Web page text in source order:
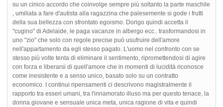
su un cinico accordo che coinvolge sempre più soltanto la parte maschile
, umiliata a fare d'autista alla ragazzina che palesemente si gode i frutti
della sua bellezza con sfrontato egoismo. Dorigo quindi accetta il
"cugino" di Adelaide, le paga vacanze in albergo ecc.. trasformandosi in
uno "zio" che solo con regole precise può usufruire dell'amore
nell'appartamento da egli stesso pagato. L'uomo nel confronto con se
stesso più volte tenta di eliminare il sentimento, ripromettendosi di agire
con forza e liberarsi di quell'amore che in momenti di lucidità riconosce
come inesistente e a senso unico, basato solo su un contratto
economico. I continui ripensamenti ci descrivono magistralmente il
rapporto tra esseri umani, tra l'innamorato illuso ma per questo tenace, la
donna giovane e sensuale unica meta, unica ragione di vita e quindi